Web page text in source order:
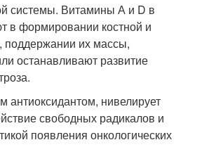
системы. Витамины А и D в
в формировании костной и
поддержании их массы,
останавливают развитие
антиоксидантом, нивелирует
свободных радикалов и
появления онкологических